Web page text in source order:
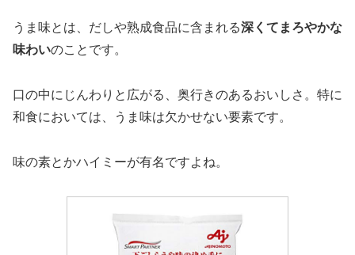
うま味とは、だしや熟成食品に含まれる深くてまろやかな
味わいのことです。
口の中にじんわりと広がる、奥行きのあるおいしさ。特に
和食においては、うま味は欠かせない要素です。
味の素とかハイミーが有名ですよね。